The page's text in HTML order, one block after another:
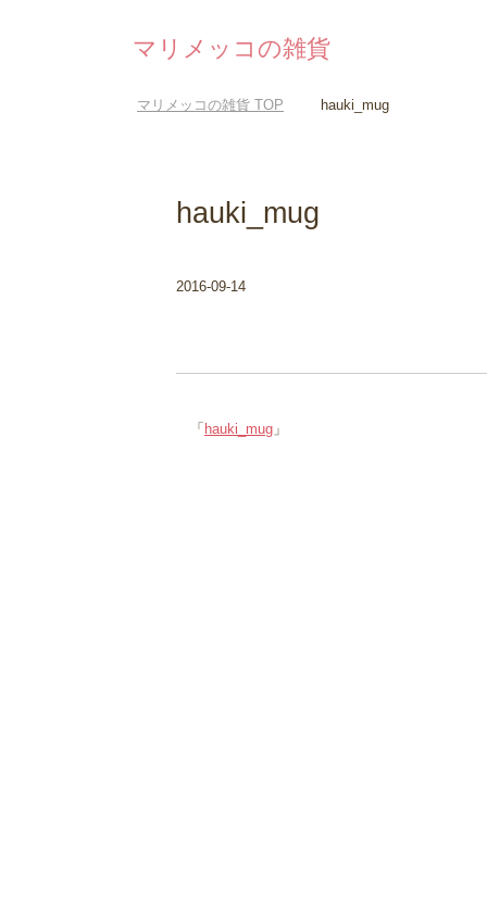
マリメッコの雑貨
マリメッコの雑貨 TOP hauki_mug
hauki_mug
2016-09-14
「 hauki_mug 」